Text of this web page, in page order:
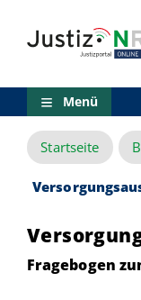
Inhalt
(Sprungmarken)
Menü
Zur
Suche
Zur
NRW-
Zum
aktuellen
Inhalt
Menü
Startseite
Fragebogen